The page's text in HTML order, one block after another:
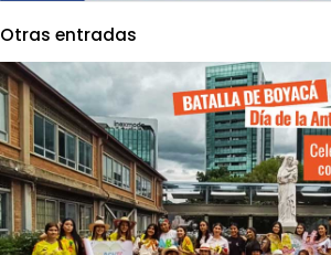
Otras entradas